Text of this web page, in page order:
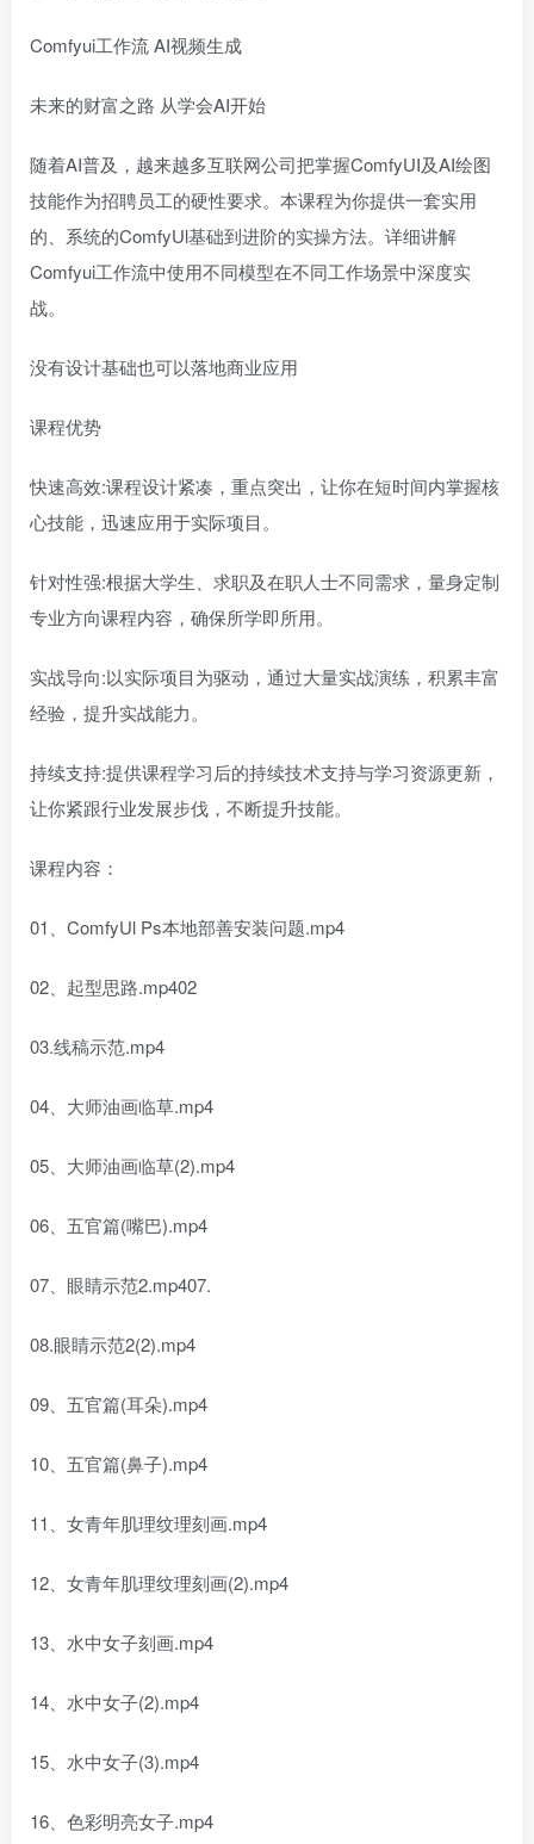
Comfyui工作流 AI视频生成
未来的财富之路 从学会AI开始
随着AI普及，越来越多互联网公司把掌握ComfyUI及AI绘图
技能作为招聘员工的硬性要求。本课程为你提供一套实用
的、系统的ComfyUl基础到进阶的实操方法。详细讲解
Comfyui工作流中使用不同模型在不同工作场景中深度实
战。
没有设计基础也可以落地商业应用
课程优势
快速高效:课程设计紧凑，重点突出，让你在短时间内掌握核
心技能，迅速应用于实际项目。
针对性强:根据大学生、求职及在职人士不同需求，量身定制
专业方向课程内容，确保所学即所用。
实战导向:以实际项目为驱动，通过大量实战演练，积累丰富
经验，提升实战能力。
持续支持:提供课程学习后的持续技术支持与学习资源更新，
让你紧跟行业发展步伐，不断提升技能。
课程内容：
01、ComfyUl Ps本地部善安装问题.mp4
02、起型思路.mp402
03.线稿示范.mp4
04、大师油画临草.mp4
05、大师油画临草(2).mp4
06、五官篇(嘴巴).mp4
07、眼睛示范2.mp407.
08.眼睛示范2(2).mp4
09、五官篇(耳朵).mp4
10、五官篇(鼻子).mp4
11、女青年肌理纹理刻画.mp4
12、女青年肌理纹理刻画(2).mp4
13、水中女子刻画.mp4
14、水中女子(2).mp4
15、水中女子(3).mp4
16、色彩明亮女子.mp4